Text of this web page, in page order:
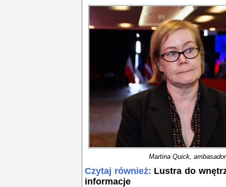
Martina Quick,
Czytaj również: Lustra do
informacje